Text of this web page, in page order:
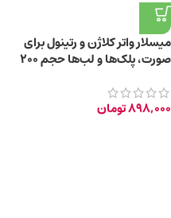
میسلار واتر کلاژن و رتینول برای
صورت، پلک‌ها و لب‌ها حجم 200
898,000تومان